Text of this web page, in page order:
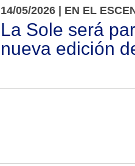
14/05/2026 | EN EL
La Sole será
nueva edición